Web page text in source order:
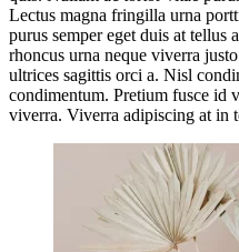
Lectus magna fringilla urna
purus semper eget duis at tellus
rhoncus urna neque viverra
ultrices sagittis orci a. Nisl
condimentum. Pretium fusce id
viverra. Viverra adipiscing at in